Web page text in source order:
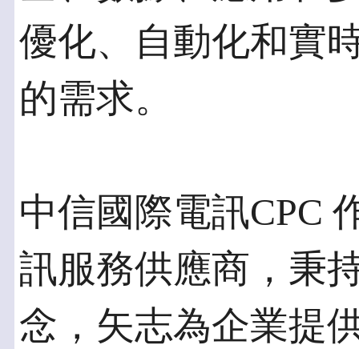
優化、自動化和實
的需求。
中信國際電訊CPC
訊服務供應商，秉
念，矢志為企業提